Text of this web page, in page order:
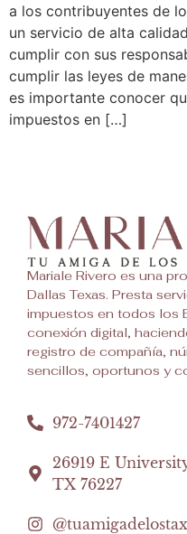
a los contribuyentes de
un servicio de alta
cumplir con sus
cumplir las leyes de
es importante conocer
impuestos en […]
Mariale Rivero es una
Dallas Texas. Presta
impuestos en todos los
conexión digital,
registro de compañía,
sencillos, oportunos y
972-7401427
26919 E
TX 76227